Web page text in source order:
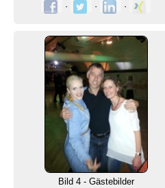
·
· ·
Bild 4 - Gästebilder